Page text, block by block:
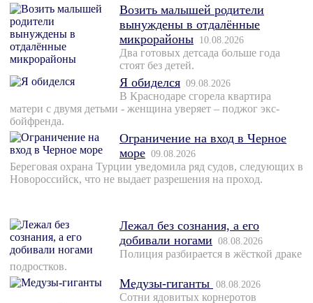
Возить малышей родители
вынуждены в отдалённые
микрорайоны 10.08.2026
Два готовых детсада больше года
стоят без детей.
Я обиделся 09.08.2026
В Краснодаре сгорела квартира
матери с двумя детьми - женщина уверяет – поджог экс-
бойфренда.
Ограничение на вход в Черное
море 09.08.2026
Береговая охрана Турции уведомила ряд судов, следующих в
Новороссийск, что не выдает разрешения на проход.
Лежал без сознания, а его
добивали ногами 08.08.2026
Полиция разбирается в жёсткой драке
подростков.
Медузы-гиганты 08.08.2026
Сотни ядовитых корнеротов